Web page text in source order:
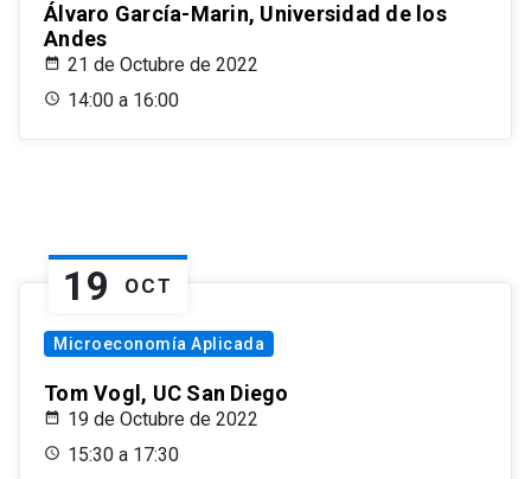
Álvaro García-Marin, Universidad de los
Andes
21 de Octubre de 2022
14:00 a 16:00
19 OCT
Microeconomía Aplicada
Tom Vogl, UC San Diego
19 de Octubre de 2022
15:30 a 17:30